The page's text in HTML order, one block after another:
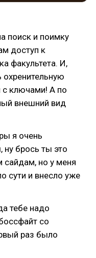
поиск и поимку
доступ к
факультета. И,
с ключами! А по
внешний вид
я очень
ну брось ты это
сайдам, но у меня
сути и внесло уже
тебе надо
со
раз было